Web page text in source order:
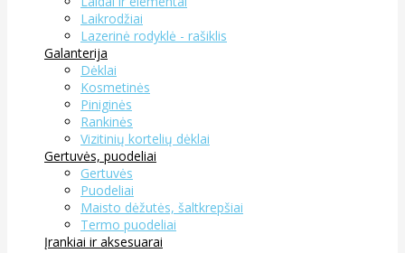
Laikrodžiai
Lazerinė rodyklė - rašiklis
Galanterija
Dėklai
Kosmetinės
Piniginės
Rankinės
Vizitinių kortelių dėklai
Gertuvės, puodeliai
Gertuvės
Puodeliai
Maisto dėžutės, šaltkrepšiai
Termo puodeliai
Įrankiai ir aksesuarai